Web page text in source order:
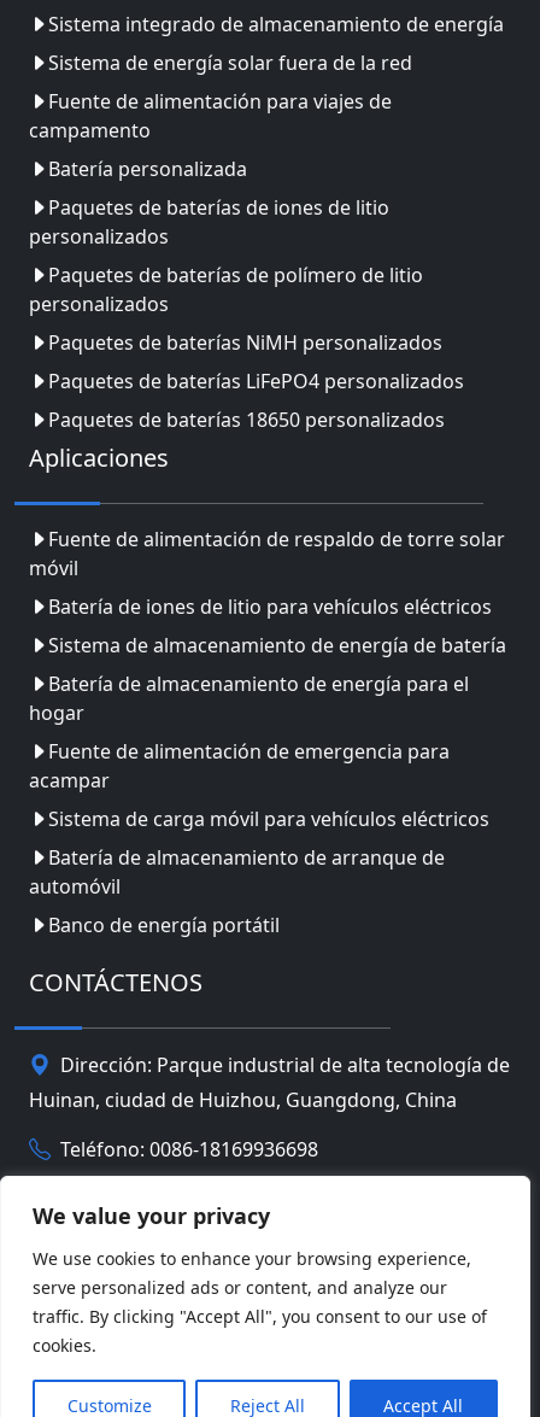
We value your privacy
We use cookies to enhance your browsing experience,
serve personalized ads or content, and analyze our
traffic. By clicking "Accept All", you consent to our use of
cookies.
Customize Reject All Accept All
Sistema integrado de almacenamiento de energía
Sistema de energía solar fuera de la red
Fuente de alimentación para viajes de
campamento
Batería personalizada
Paquetes de baterías de iones de litio
personalizados
Paquetes de baterías de polímero de litio
personalizados
Paquetes de baterías NiMH personalizados
Paquetes de baterías LiFePO4 personalizados
Paquetes de baterías 18650 personalizados
Aplicaciones
Fuente de alimentación de respaldo de torre solar
móvil
Batería de iones de litio para vehículos eléctricos
Sistema de almacenamiento de energía de batería
Batería de almacenamiento de energía para el
hogar
Fuente de alimentación de emergencia para
acampar
Sistema de carga móvil para vehículos eléctricos
Batería de almacenamiento de arranque de
automóvil
Banco de energía portátil
CONTÁCTENOS
Dirección: Parque industrial de alta tecnología de
Huinan, ciudad de Huizhou, Guangdong, China
Teléfono: 0086-18169936698
Email: info@jbbatterychina.com
Política de privacidad
© Derechos de autor 2026 Tecnología limitada de la
derechos.